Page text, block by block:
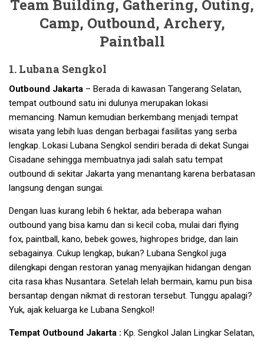
Team Building, Gathering, Outing,
Camp, Outbound, Archery,
Paintball
1. Lubana Sengkol
Outbound Jakarta – Berada di kawasan Tangerang Selatan,
tempat outbound satu ini dulunya merupakan lokasi
memancing. Namun kemudian berkembang menjadi tempat
wisata yang lebih luas dengan berbagai fasilitas yang serba
lengkap. Lokasi Lubana Sengkol sendiri berada di dekat Sungai
Cisadane sehingga membuatnya jadi salah satu tempat
outbound di sekitar Jakarta yang menantang karena berbatasan
langsung dengan sungai.
Dengan luas kurang lebih 6 hektar, ada beberapa wahan
outbound yang bisa kamu dan si kecil coba, mulai dari flying
fox, paintball, kano, bebek gowes, highropes bridge, dan lain
sebagainya. Cukup lengkap, bukan? Lubana Sengkol juga
dilengkapi dengan restoran yanag menyajikan hidangan dengan
cita rasa khas Nusantara. Setelah lelah bermain, kamu pun bisa
bersantap dengan nikmat di restoran tersebut. Tunggu apalagi?
Yuk, ajak keluarga ke Lubana Sengkol!
Tempat Outbound Jakarta : Kp. Sengkol Jalan Lingkar Selatan,